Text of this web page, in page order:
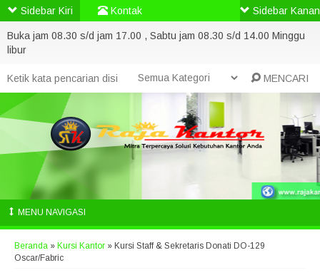
Buka jam 08.30 s/d jam 17.00 , Sabtu jam 08.30 s/d 14.00 Minggu
libur
MENCARI
MENU NAVIGASI
Beranda » Kursi Kantor » Kursi Staff & Sekretaris Donati DO-129
Oscar/Fabric
Sidebar Kiri Kontak Sidebar Kanan